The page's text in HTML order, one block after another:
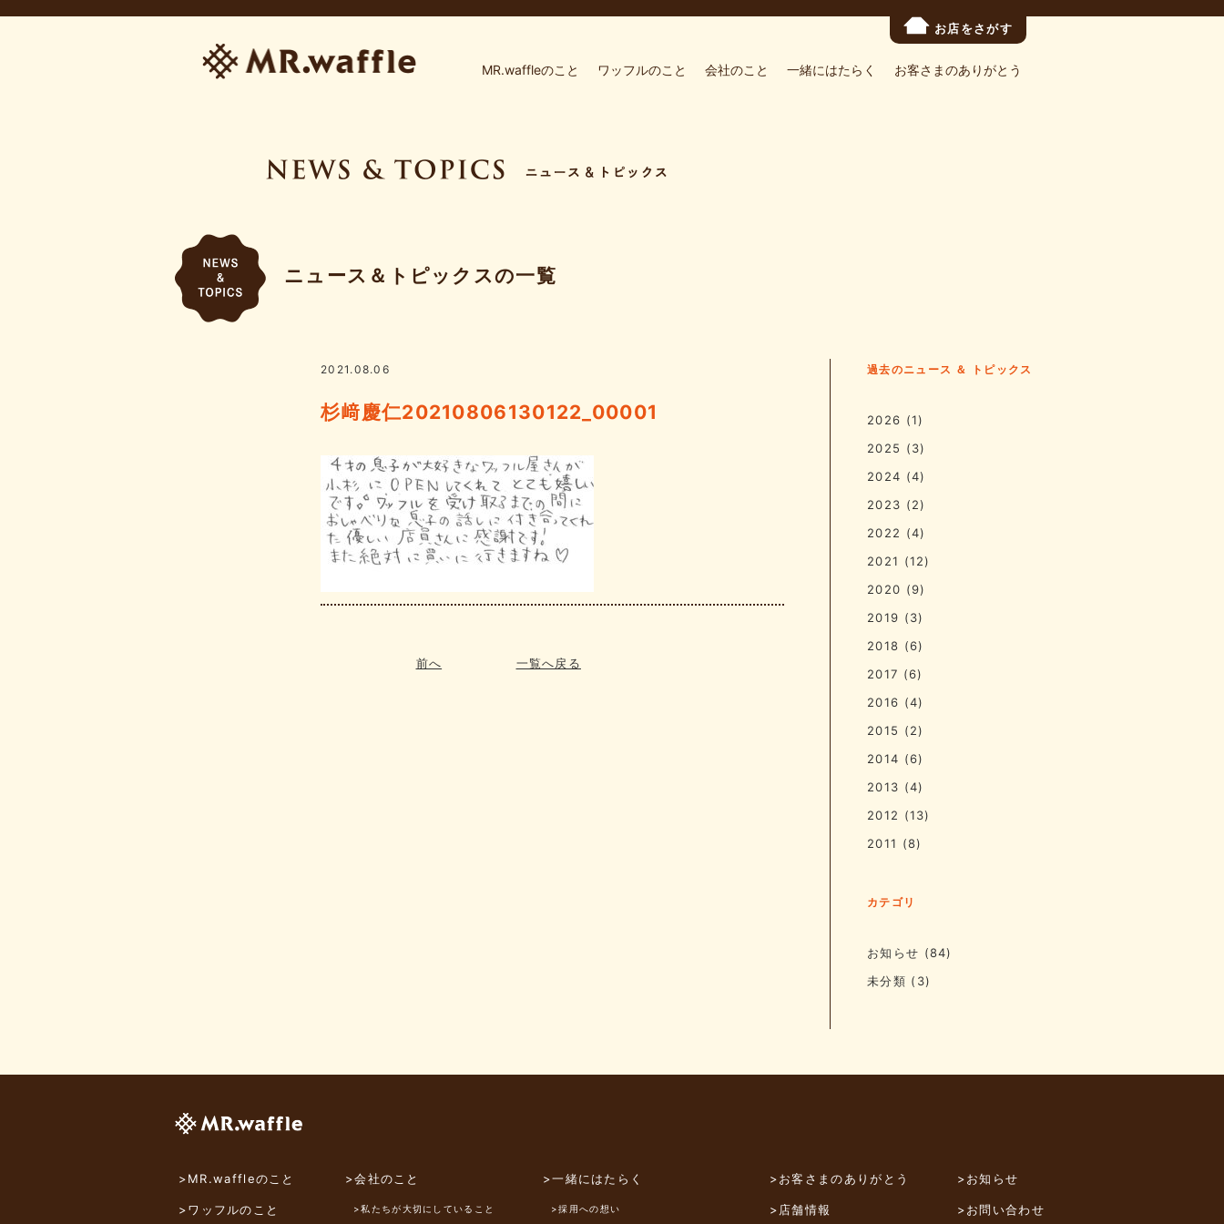
お店をさがす
MR.waffleのこと ワッフルのこと 会社のこと 一緒にはたらく お客さまのありがとう
ニュース＆トピックスの一覧
2021.08.06
杉﨑慶仁20210806130122_00001
前へ 一覧へ戻る
過去のニュース ＆ トピックス
2026 (1)
2025 (3)
2024 (4)
2023 (2)
2022 (4)
2021 (12)
2020 (9)
2019 (3)
2018 (6)
2017 (6)
2016 (4)
2015 (2)
2014 (6)
2013 (4)
2012 (13)
2011 (8)
カテゴリ
お知らせ (84)
未分類 (3)
>MR.waffleのこと
>ワッフルのこと
>会社のこと
>私たちが大切にしていること
>一緒にはたらく
>採用への想い
>お客さまのありがとう
>店舗情報
>お知らせ
>お問い合わせ